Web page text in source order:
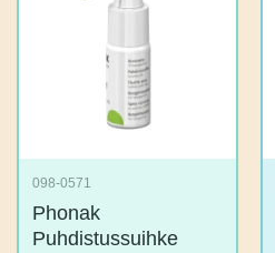
098-0571
Phonak
Puhdistussuihke